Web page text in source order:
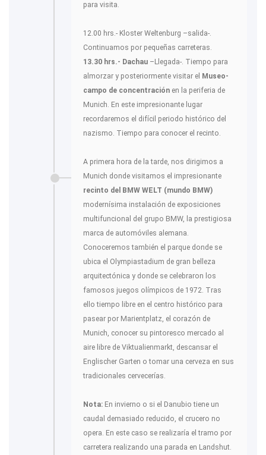
para visita.
12.00 hrs.- Kloster Weltenburg –salida-.
Continuamos por pequeñas carreteras.
13.30 hrs.- Dachau –Llegada-. Tiempo para
almorzar y posteriormente visitar el Museo-
campo de concentración en la periferia de
Munich. En este impresionante lugar
recordaremos el difícil periodo histórico del
nazismo. Tiempo para conocer el recinto.
A primera hora de la tarde, nos dirigimos a
Munich donde visitamos el impresionante
recinto del BMW WELT (mundo BMW)
modernísima instalación de exposiciones
multifuncional del grupo BMW, la prestigiosa
marca de automóviles alemana.
Conoceremos también el parque donde se
ubica el Olympiastadium de gran belleza
arquitectónica y donde se celebraron los
famosos juegos olímpicos de 1972. Tras
ello tiempo libre en el centro histórico para
pasear por Marientplatz, el corazón de
Munich, conocer su pintoresco mercado al
aire libre de Viktualienmarkt, descansar el
Englischer Garten o tomar una cerveza en sus
tradicionales cervecerías.
Nota: En invierno o si el Danubio tiene un
caudal demasiado reducido, el crucero no
opera. En este caso se realizaría el tramo por
carretera realizando una parada en Landshut.